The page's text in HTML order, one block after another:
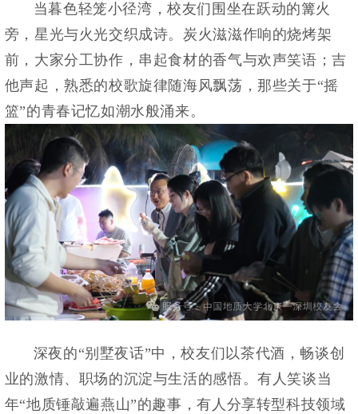
当暮色轻笼小径湾，校友们围坐在跃动的篝火
旁，星光与火光交织成诗。炭火滋滋作响的烧烤架
前，大家分工协作，串起食材的香气与欢声笑语；吉
他声起，熟悉的校歌旋律随海风飘荡，那些关于“摇
篮”的青春记忆如潮水般涌来。
深夜的“别墅夜话”中，校友们以茶代酒，畅谈创
业的激情、职场的沉淀与生活的感悟。有人笑谈当
年“地质锤敲遍燕山”的趣事，有人分享转型科技领域